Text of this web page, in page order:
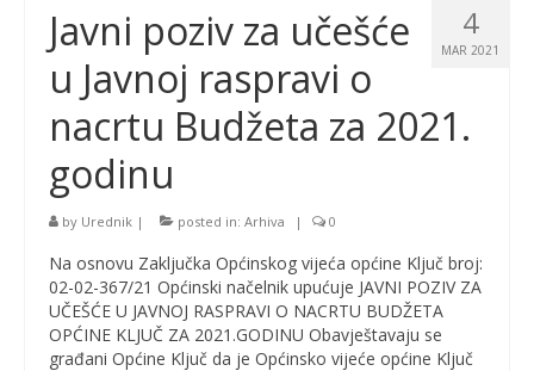
4
MAR 2021
Javni poziv za učešće
u Javnoj raspravi o
nacrtu Budžeta za 2021.
godinu
by Urednik | posted in: Arhiva | 0
Na osnovu Zaključka Općinskog vijeća općine Ključ broj:
02-02-367/21 Općinski načelnik upućuje JAVNI POZIV ZA
UČEŠĆE U JAVNOJ RASPRAVI O NACRTU BUDŽETA
OPĆINE KLJUČ ZA 2021.GODINU Obavještavaju se
građani Općine Ključ da je Općinsko vijeće općine Ključ